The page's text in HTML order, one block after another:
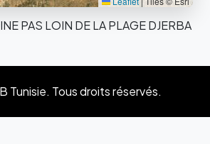
PAS LOIN DE LA PLAGE DJERBA
Tunisie. Tous droits réservés.